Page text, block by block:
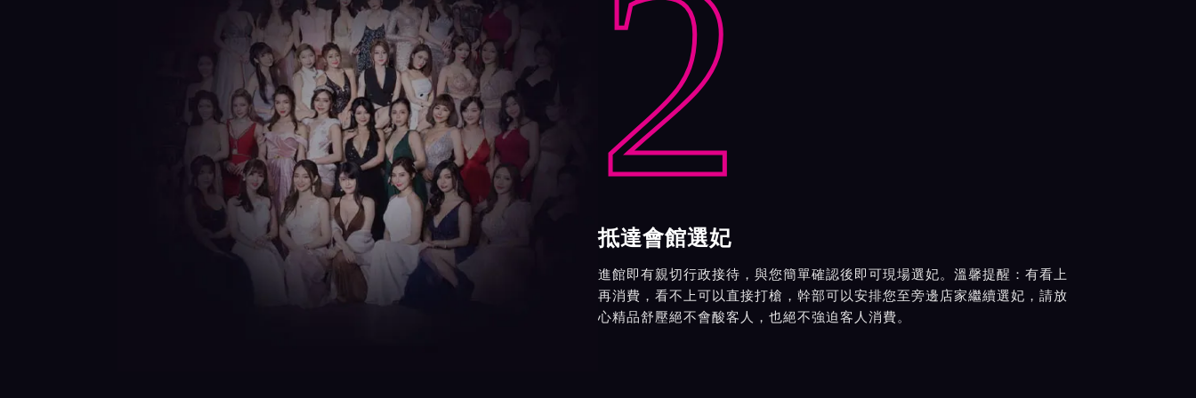
2
抵達會館選妃
進館即有親切行政接待，與您簡單確認後即可現場選妃。溫馨提醒：有看上
再消費，看不上可以直接打槍，幹部可以安排您至旁邊店家繼續選妃，請放
心精品舒壓絕不會酸客人，也絕不強迫客人消費。